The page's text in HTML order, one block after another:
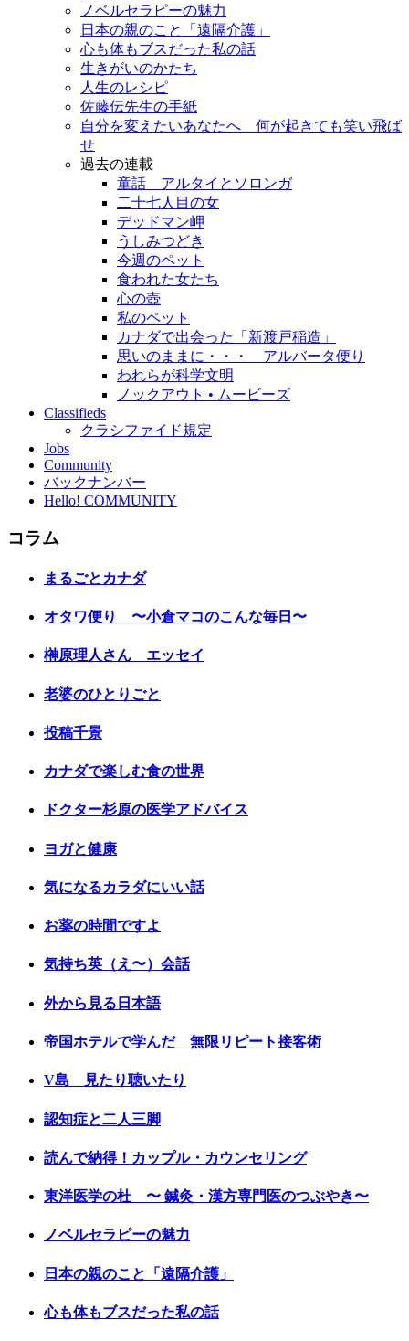
ノベルセラピーの魅力
日本の親のこと「遠隔介護」
心も体もブスだった私の話
生きがいのかたち
人生のレシピ
佐藤伝先生の手紙
自分を変えたいあなたへ 何が起きても笑い飛ば
せ
過去の連載
童話 アルタイとソロンガ
二十七人目の女
デッドマン岬
うしみつどき
今週のペット
食われた女たち
心の壺
私のペット
カナダで出会った「新渡戸稲造」
思いのままに・・・ アルバータ便り
われらが科学文明
ノックアウト • ムービーズ
Classifieds
クラシファイド規定
Jobs
Community
バックナンバー
Hello! COMMUNITY
コラム
まるごとカナダ
オタワ便り 〜小倉マコのこんな毎日〜
榊原理人さん エッセイ
老婆のひとりごと
投稿千景
カナダで楽しむ食の世界
ドクター杉原の医学アドバイス
ヨガと健康
気になるカラダにいい話
お薬の時間ですよ
気持ち英（え〜）会話
外から見る日本語
帝国ホテルで学んだ 無限リピート接客術
V島 見たり聴いたり
認知症と二人三脚
読んで納得！カップル・カウンセリング
東洋医学の杜 〜 鍼灸・漢方専門医のつぶやき〜
ノベルセラピーの魅力
日本の親のこと「遠隔介護」
心も体もブスだった私の話